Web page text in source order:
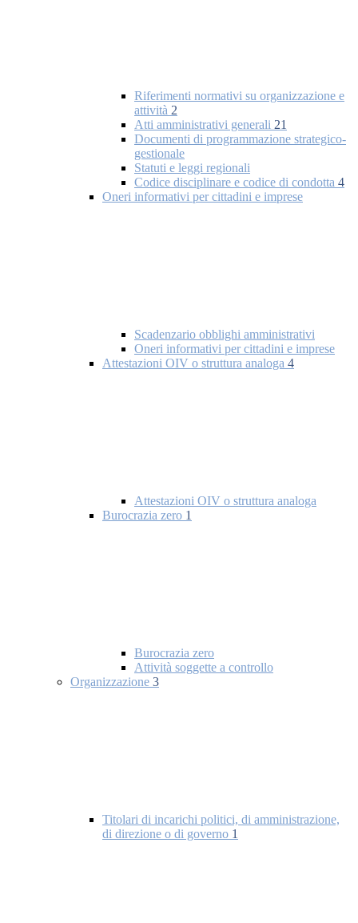
Riferimenti normativi su organizzazione e
attività 2
Atti amministrativi generali 21
Documenti di programmazione strategico-
gestionale
Statuti e leggi regionali
Codice disciplinare e codice di condotta 4
Oneri informativi per cittadini e imprese
Scadenzario obblighi amministrativi
Oneri informativi per cittadini e imprese
Attestazioni OIV o struttura analoga 4
Attestazioni OIV o struttura analoga
Burocrazia zero 1
Burocrazia zero
Attività soggette a controllo
Organizzazione 3
Titolari di incarichi politici, di amministrazione,
di direzione o di governo 1